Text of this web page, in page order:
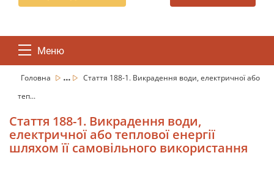
Меню
Головна ...
Стаття 188-1. Викрадення води, електричної або
теп...
Стаття 188-1. Викрадення води,
електричної або теплової енергії
шляхом її самовільного використання